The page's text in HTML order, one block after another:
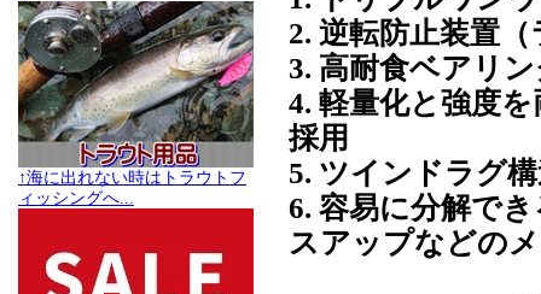
↑海に出れない時はトラウトフ
ィッシングへ...
2. 逆転防止装置
3. 高耐食ベアリ
4. 軽量化と強度
採用
5. ツインドラグ
6. 容易に分解で
スアップなどの